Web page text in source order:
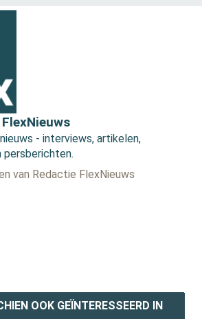
- interviews, artikelen,
persberichten.
van Redactie FlexNieuws
OOK GEÏNTERESSEERD IN